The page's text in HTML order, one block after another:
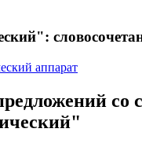
аппарат
со